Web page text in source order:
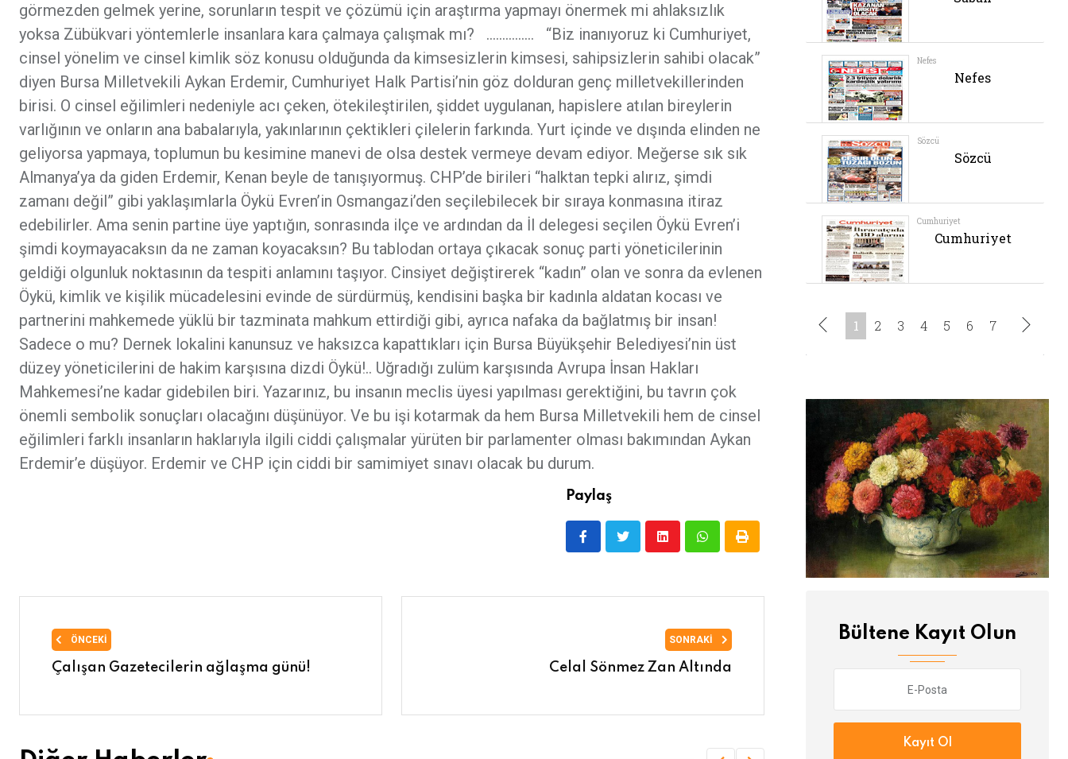
görmezden gelmek yerine, sorunların tespit ve çözümü için araştırma yapmayı önermek mi ahlaksızlık
yoksa Zübükvari yöntemlerle insanlara kara çalmaya çalışmak mı? …………… “Biz inanıyoruz ki Cumhuriyet,
cinsel yönelim ve cinsel kimlik söz konusu olduğunda da kimsesizlerin kimsesi, sahipsizlerin sahibi olacak”
diyen Bursa Milletvekili Aykan Erdemir, Cumhuriyet Halk Partisi’nin göz dolduran genç milletvekillerinden
birisi. O cinsel eğilimleri nedeniyle acı çeken, ötekileştirilen, şiddet uygulanan, hapislere atılan bireylerin
varlığının ve onların ana babalarıyla, yakınlarının çektikleri çilelerin farkında. Yurt içinde ve dışında elinden ne
geliyorsa yapmaya, toplumun bu kesimine manevi de olsa destek vermeye devam ediyor. Meğerse sık sık
Almanya’ya da giden Erdemir, Kenan beyle de tanışıyormuş. CHP’de birileri “halktan tepki alırız, şimdi
zamanı değil” gibi yaklaşımlarla Öykü Evren’in Osmangazi’den seçilebilecek bir sıraya konmasına itiraz
edebilirler. Ama senin partine üye yaptığın, sonrasında ilçe ve ardından da İl delegesi seçilen Öykü Evren’i
şimdi koymayacaksın da ne zaman koyacaksın? Bu tablodan ortaya çıkacak sonuç parti yöneticilerinin
geldiği olgunluk noktasının da tespiti anlamını taşıyor. Cinsiyet değiştirerek “kadın” olan ve sonra da evlenen
Öykü, kimlik ve kişilik mücadelesini evinde de sürdürmüş, kendisini başka bir kadınla aldatan kocası ve
partnerini mahkemede yüklü bir tazminata mahkum ettirdiği gibi, ayrıca nafaka da bağlatmış bir insan!
Sadece o mu? Dernek lokalini kanunsuz ve haksızca kapattıkları için Bursa Büyükşehir Belediyesi’nin üst
düzey yöneticilerini de hakim karşısına dizdi Öykü!.. Uğradığı zulüm karşısında Avrupa İnsan Hakları
Mahkemesi’ne kadar gidebilen biri. Yazarınız, bu insanın meclis üyesi yapılması gerektiğini, bu tavrın çok
önemli sembolik sonuçları olacağını düşünüyor. Ve bu işi kotarmak da hem Bursa Milletvekili hem de cinsel
eğilimleri farklı insanların haklarıyla ilgili ciddi çalışmalar yürüten bir parlamenter olması bakımından Aykan
Erdemir’e düşüyor. Erdemir ve CHP için ciddi bir samimiyet sınavı olacak bu durum.
Paylaş
ÖNCEKI
Çalışan Gazetecilerin ağlaşma günü!
SONRAKI
Celal Sönmez Zan Altında
Bültene Kayıt Olun
Kayıt Ol